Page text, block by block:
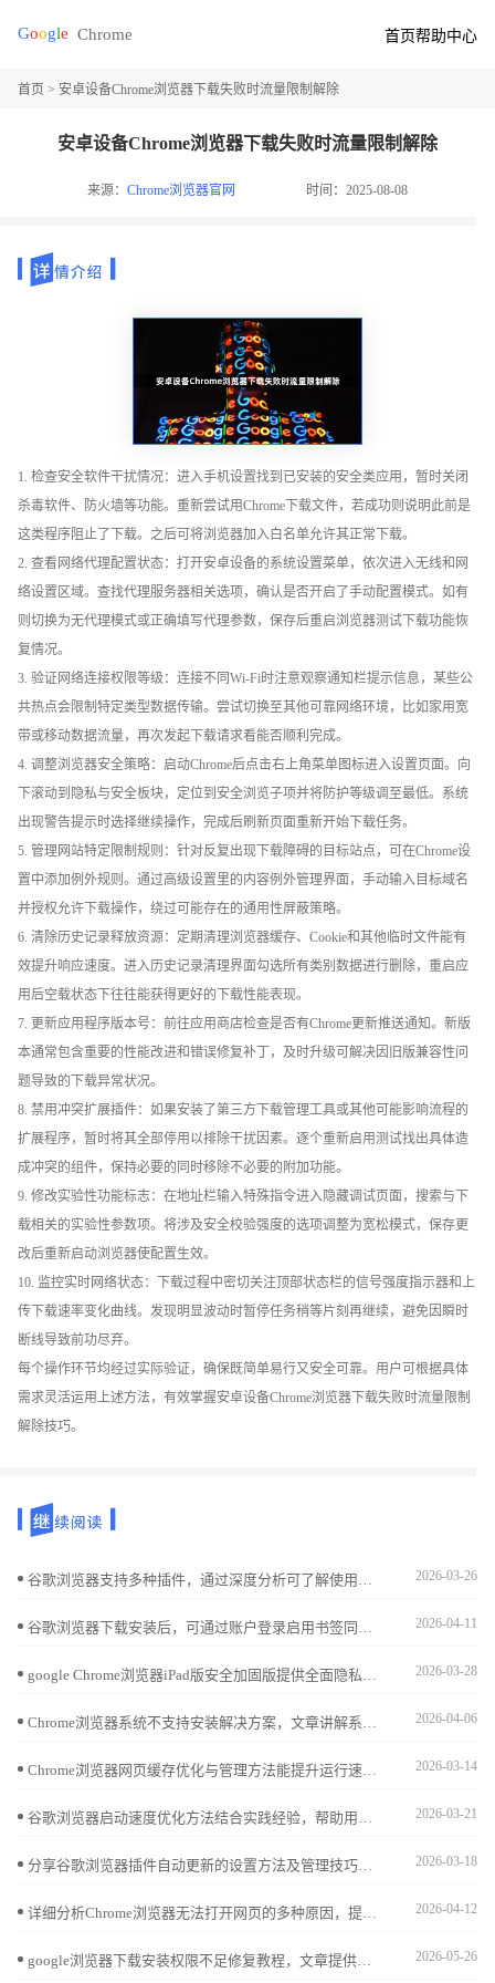
首页帮助中心
首页 > 安卓设备Chrome浏览器下载失败时流量限制解除
安卓设备Chrome浏览器下载失败时流量限制解除
来源：Chrome浏览器官网 时间：2025-08-08
1. 检查安全软件干扰情况：进入手机设置找到已安装的安全类应用，暂时关闭
杀毒软件、防火墙等功能。重新尝试用Chrome下载文件，若成功则说明此前是
这类程序阻止了下载。之后可将浏览器加入白名单允许其正常下载。
2. 查看网络代理配置状态：打开安卓设备的系统设置菜单，依次进入无线和网
络设置区域。查找代理服务器相关选项，确认是否开启了手动配置模式。如有
则切换为无代理模式或正确填写代理参数，保存后重启浏览器测试下载功能恢
复情况。
3. 验证网络连接权限等级：连接不同Wi-Fi时注意观察通知栏提示信息，某些公
共热点会限制特定类型数据传输。尝试切换至其他可靠网络环境，比如家用宽
带或移动数据流量，再次发起下载请求看能否顺利完成。
4. 调整浏览器安全策略：启动Chrome后点击右上角菜单图标进入设置页面。向
下滚动到隐私与安全板块，定位到安全浏览子项并将防护等级调至最低。系统
出现警告提示时选择继续操作，完成后刷新页面重新开始下载任务。
5. 管理网站特定限制规则：针对反复出现下载障碍的目标站点，可在Chrome设
置中添加例外规则。通过高级设置里的内容例外管理界面，手动输入目标域名
并授权允许下载操作，绕过可能存在的通用性屏蔽策略。
6. 清除历史记录释放资源：定期清理浏览器缓存、Cookie和其他临时文件能有
效提升响应速度。进入历史记录清理界面勾选所有类别数据进行删除，重启应
用后空载状态下往往能获得更好的下载性能表现。
7. 更新应用程序版本号：前往应用商店检查是否有Chrome更新推送通知。新版
本通常包含重要的性能改进和错误修复补丁，及时升级可解决因旧版兼容性问
题导致的下载异常状况。
8. 禁用冲突扩展插件：如果安装了第三方下载管理工具或其他可能影响流程的
扩展程序，暂时将其全部停用以排除干扰因素。逐个重新启用测试找出具体造
成冲突的组件，保持必要的同时移除不必要的附加功能。
9. 修改实验性功能标志：在地址栏输入特殊指令进入隐藏调试页面，搜索与下
载相关的实验性参数项。将涉及安全校验强度的选项调整为宽松模式，保存更
改后重新启动浏览器使配置生效。
10. 监控实时网络状态：下载过程中密切关注顶部状态栏的信号强度指示器和上
传下载速率变化曲线。发现明显波动时暂停任务稍等片刻再继续，避免因瞬时
断线导致前功尽弃。
每个操作环节均经过实际验证，确保既简单易行又安全可靠。用户可根据具体
需求灵活运用上述方法，有效掌握安卓设备Chrome浏览器下载失败时流量限制
解除技巧。
2026-03-26
2026-04-11
2026-03-28
2026-04-06
2026-03-14
2026-03-21
2026-03-18
2026-04-12
2026-05-26